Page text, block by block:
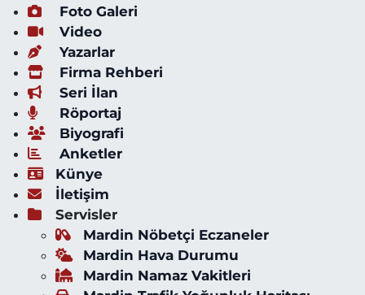
Foto Galeri
Video
Yazarlar
Firma Rehberi
Seri İlan
Röportaj
Biyografi
Anketler
Künye
İletişim
Servisler
Mardin Nöbetçi Eczaneler
Mardin Hava Durumu
Mardin Namaz Vakitleri